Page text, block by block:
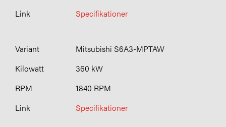
Specifikationer
Mitsubishi S6A3-MPTAW
360 kW
1840 RPM
Specifikationer